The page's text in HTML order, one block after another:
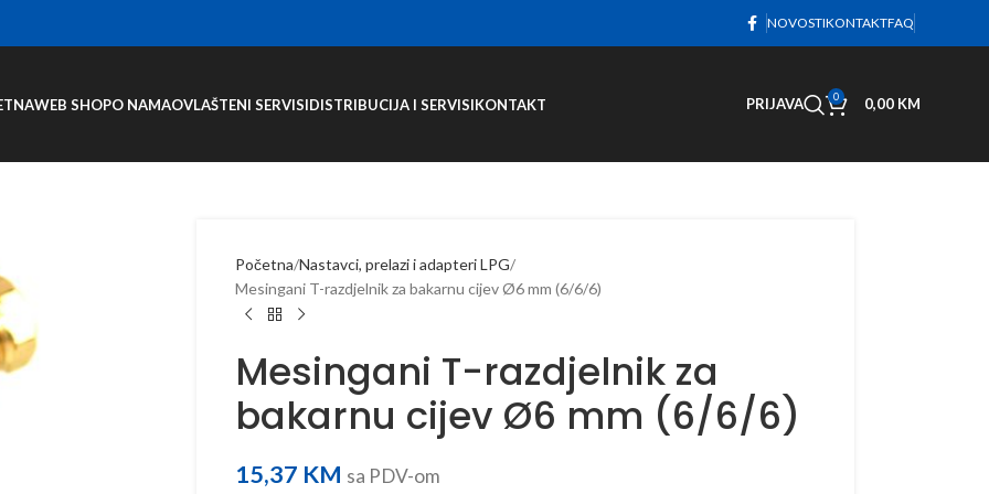
NOVOSTIKONTAKTFAQ
WEB SHOPO NAMAOVLAŠTENI SERVISIDISTRIBUCIJA I SERVISIKONTAKT PRIJAVA 0 0,00 KM
Početna Nastavci, prelazi i adapteri LPG
Mesingani T-razdjelnik za bakarnu cijev Ø6 mm (6/6/6)
Mesingani T-razdjelnik za
bakarnu cijev Ø6 mm (6/6/6)
15,37 KM sa PDV-om